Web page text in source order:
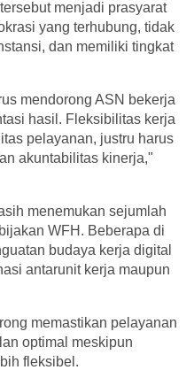
menjadi prasyarat
yang terhubung, tidak
dan memiliki tingkat
mendorong ASN bekerja
hasil. Fleksibilitas kerja
pelayanan, justru harus
akuntabilitas kinerja,"
menemukan sejumlah
WFH. Beberapa di
budaya kerja digital
antarunit kerja maupun
memastikan pelayanan
optimal meskipun
fleksibel.